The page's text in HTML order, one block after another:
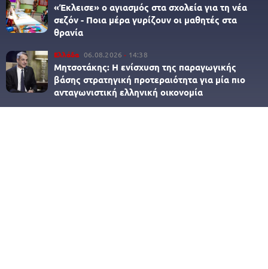
«Έκλεισε» ο αγιασμός στα σχολεία για τη νέα
σεζόν - Ποια μέρα γυρίζουν οι μαθητές στα
θρανία
Ελλάδα 06.08.2026 14:38
Μητσοτάκης: Η ενίσχυση της παραγωγικής
βάσης στρατηγική προτεραιότητα για μία πιο
ανταγωνιστική ελληνική οικονομία